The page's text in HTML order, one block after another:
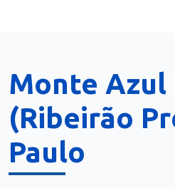
Monte Azul
(Ribeirão
Paulo